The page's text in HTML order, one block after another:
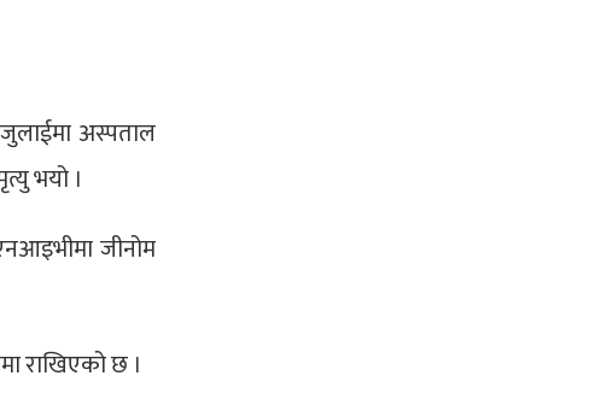
अस्पताल
भयो ।
जीनोम
राखिएको छ ।